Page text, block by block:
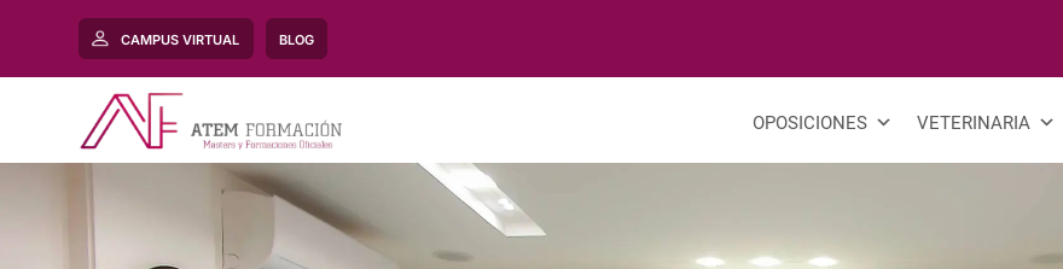
CAMPUS VIRTUAL BLOG
OPOSICIONES VETERINARIA